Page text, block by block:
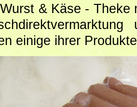
& Käse - Theke
einige ihrer